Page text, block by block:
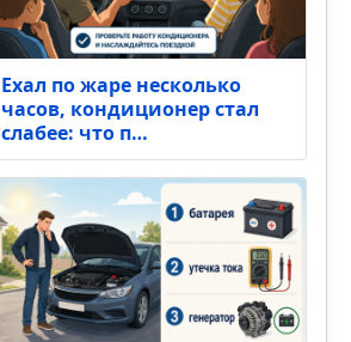
Ехал по жаре несколько
часов, кондиционер стал
слабее: что п…